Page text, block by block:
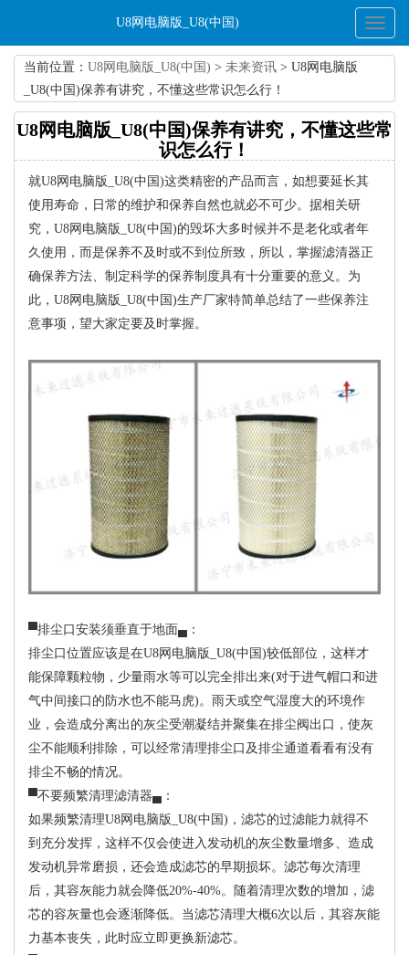
Toggle
U8网电脑版_U8(中国)
当前位置： U8网电脑版_U8(中国) > 未来资讯 > U8网电脑版
_U8(中国)保养有讲究，不懂这些常识怎么行！
U8网电脑版_U8(中国)保养有讲究，不懂这些常
识怎么行！
就U8网电脑版_U8(中国)这类精密的产品而言，如想要延长其
使用寿命，日常的维护和保养自然也就必不可少。据相关研
究，U8网电脑版_U8(中国)的毁坏大多时候并不是老化或者年
久使用，而是保养不及时或不到位所致，所以，掌握滤清器正
确保养方法、制定科学的保养制度具有十分重要的意义。为
此，U8网电脑版_U8(中国)生产厂家特简单总结了一些保养注
意事项，望大家定要及时掌握。
▀排尘口安装须垂直于地面▄：
排尘口位置应该是在U8网电脑版_U8(中国)较低部位，这样才
能保障颗粒物，少量雨水等可以完全排出来(对于进气帽口和进
气中间接口的防水也不能马虎)。雨天或空气湿度大的环境作
业，会造成分离出的灰尘受潮凝结并聚集在排尘阀出口，使灰
尘不能顺利排除，可以经常清理排尘口及排尘通道看看有没有
排尘不畅的情况。
▀不要频繁清理滤清器▄：
如果频繁清理U8网电脑版_U8(中国)，滤芯的过滤能力就得不
到充分发挥，这样不仅会使进入发动机的灰尘数量增多、造成
发动机异常磨损，还会造成滤芯的早期损坏。滤芯每次清理
后，其容灰能力就会降低20%-40%。随着清理次数的增加，滤
芯的容灰量也会逐渐降低。当滤芯清理大概6次以后，其容灰能
力基本丧失，此时应立即更换新滤芯。